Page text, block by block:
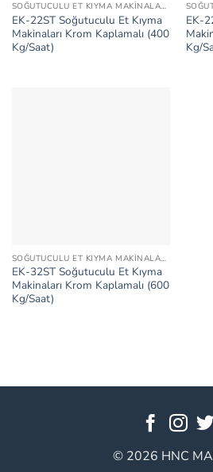
SOĞUTUCULU ET KIYMA MAKINALARI KROM KAPLAMALI
EK-22ST Soğutuculu Et Kıyma
Makinaları Krom Kaplamalı (400
Kg/Saat)
EK-
Kg/
SOĞUTUCULU ET KIYMA MAKINALARI KROM KAPLAMALI
EK-32ST Soğutuculu Et Kıyma
Makinaları Krom Kaplamalı (600
Kg/Saat)
© 2026 HNC